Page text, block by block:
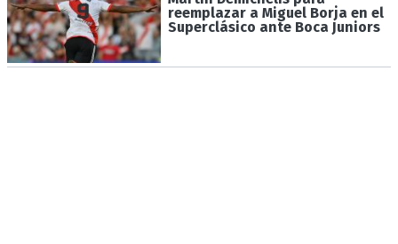
reemplazar a Miguel Borja en el
Superclásico ante Boca Juniors